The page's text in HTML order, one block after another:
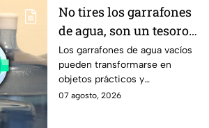
No tires los garrafones
de agua, son un tesoro:
5 ideas para
reutilizarlos dentro del
hogar
Los garrafones de agua vacíos
pueden transformarse en
objetos prácticos y
decorativos para la casa,
07 agosto, 2026